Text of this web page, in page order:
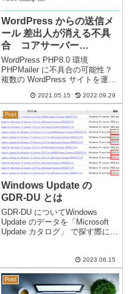
WordPress からの送信メ
ール 差出人が消える不具
合 コアサーバー
（CORESERVER）V1
PHP8.0・PHP8.1
WordPress PHP8.0 環境
PHPMailer に不具合の可能性？
複数の WordPress サイトを運営
WordPress からの送信メール
が、差出人がない状態（空欄
「－」）になります。通常の差
出人は...
2021.05.15 2022.09.29
Post
Windows Update の
GDR-DU とは
GDR-DU についてWindows
Update のデータを「Microsoft
Update カタログ」 で探す際に、
DU」の意味がいまいち・微妙に
分かりにくい…...
2023.06.15
Post